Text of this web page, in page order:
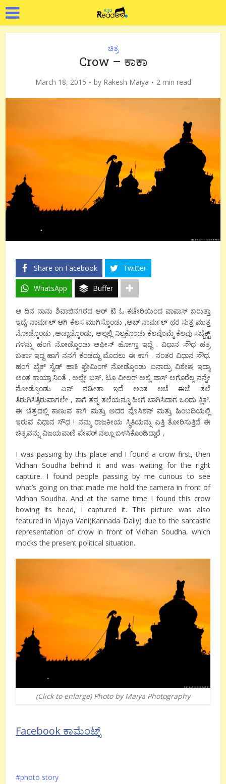
ಚಿತ್ರ
Crow – ಕಾಕಾ
March 18, 2015 by Rakesh Maiya 2 min read
Share on Facebook Twitter
WhatsApp Buffer
ಆ ದಿನ ನಾನು ಶಿವಾಜಿನಗರದ ಆರ್ ಟಿ ಓ ಕಚೇರಿಯಿಂದ ವಾಪಾಸ್ ಬರುತ್ತಾ
ಇದ್ದೆ. ನಾರ್ಮಲ್ ಆಗಿ ಕೆಲಸ ಮುಗಿಸ್ಕೊಂಡು ,ಅಬ್ ನಾರ್ಮಲ್ ಥರ ಸುತ್ತ ಮುತ್ತ
ನೋಡ್ಕೊಂಡು ,ಅಡ್ಡಾಡ್ಕೊಂಡು, ಅಲ್ಲಲ್ಲಿ ನಿಲ್ಸಕೊಂಡು ಕೆಲವೊಮ್ಮೆ ಕೆಲವು ಸಬ್ಜೆಕ್ಟ್
ಗಳನ್ನು ಹಂಗೆ ನೋಡ್ಕೊಂಡು ಆಫೀಸ್ ಹೋಗ್ತಾ ಇದ್ದೆ . ವಿಧಾನ ಸೌಧ ಹತ್ರ
ಬರ್ತಾ ಇದ್ದ ಹಾಗೆ ನನಗೆ ಕಂಡದ್ದು ಮೊದಲು ಈ ಕಾಗೆ . ನಂತರ ವಿಧಾನ ಸೌಧ.
ಹಂಗೆ ಬೈಕ್ ಸೈಡ್ ಹಾಕಿ ಫ್ರೇಮಿಂಗ್ ನೋಡ್ಕೊಂಡು ಏನಾದ್ರು ವಿಶೇಷ ಇದ್ಯಾ
ಅಂತ ಕಾಯ್ತಾ ನಿಂತೆ . ಅಲ್ಲೇ ಬಸ್, ಟೂ ವೀಲರ್ ಅಲ್ಲಿ ಪಾಸ್ ಅಗೊರೆಲ್ಲ ನನ್ನೇ
ನೋಡ್ಕೊಂಡು ಏನ್ ನಡೀತಾ ಇದೆ ಅಂತ ಆಚೆ ಈಚೆ ತಲೆ
ತಿರುಗಿಸಿತ್ತಿರುವಾಗಲೇ , ಕಾಗೆ ತನ್ನ ತಲೆಯನ್ನೂ ಹೀಗೆ ಬಾಗಿಸಿದಾಗ ಒಂದು ಕ್ಲಿಕ್.
ಈ ಚಿತ್ರದಲ್ಲಿ ಕಾಣುವ ಕಾಗೆ ಮತ್ತು ಅದರ ಪೊಸಿಶನ್ ಮತ್ತು ಹಿಂಬದಿಯಲ್ಲಿ
ಇರುವ ವಿಧಾನ ಸೌಧ ! ನಮ್ಮ ರಾಜಕೀಯ ಸ್ಥಿತಿಯನ್ನು ಎತ್ತಿ ತೋರಿಸುತ್ತಿದೆ ಈ
ಚಿತ್ರವನ್ನು ವಿಜಯವಾಣಿ ಪೇಪರ್ ನಲ್ಲೂ ಬಳಸಿಕೊಂಡಿದ್ದಾರೆ ,
I was passing by this place and I found a crow first, then
Vidhan Soudha behind it and was waiting for the right
capture. I found people passing by me curious to see
what’s going on that made me hold the camera in front of
Vidhan Soudha. And at the same time I found this crow
bowing its head, I captured it. This picture was also
featured in Vijaya Vani(Kannada Daily) due to the sarcastic
representation of crow in front of Vidhan Soudha, which
mocks the present political situation.
(Click to enlarge) Photo by Maiya Photography
Facebook ಕಾಮೆಂಟ್ಸ್
photo story